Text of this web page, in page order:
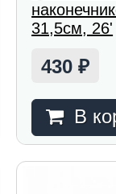
31,5см, 26'
430₽
В